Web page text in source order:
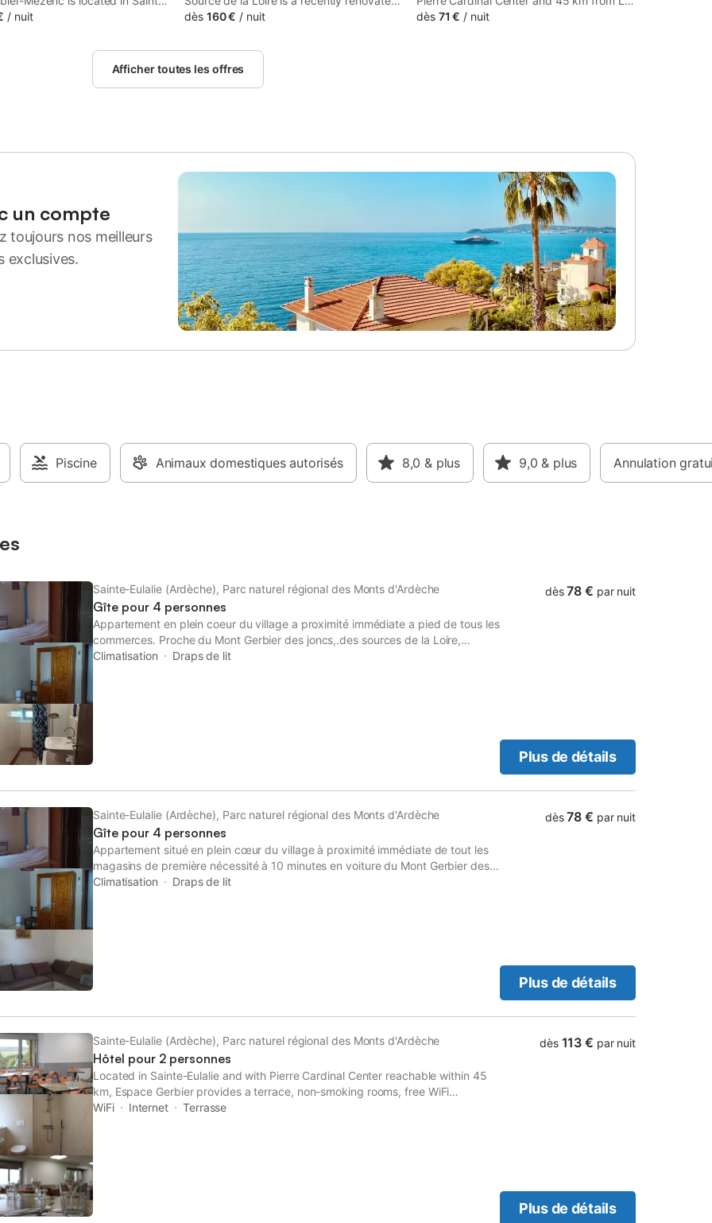
km from Pierre Cardinal Center.
and free WiFi are
/ nuit
accommodation, 43 km from Pierre
Cathedral.
dès 160 € / nuit
Puy Cathedral, Les sources de la Loire 2
dès 71 € / nuit
Afficher toutes les offres
un compte
toujours nos meilleurs
exclusives.
Piscine Animaux domestiques autorisés 8,0 & plus 9,0 & plus Annulation
Sainte-Eulalie (Ardèche), Parc naturel régional des Monts d'Ardèche
Gîte pour 4 personnes
Appartement en plein coeur du village a proximité immédiate a pied de tous les
commerces. Proche du Mont Gerbier des joncs,.des sources de la Loire,
rivières et lacs. 45 minutes de route d aubenas et du puy en velay.
Climatisation Draps de lit
dès 78 € par nuit
Plus de détails
Sainte-Eulalie (Ardèche), Parc naturel régional des Monts d'Ardèche
Gîte pour 4 personnes
Appartement situé en plein cœur du village à proximité immédiate de tout les
magasins de première nécessité à 10 minutes en voiture du Mont Gerbier des
gens et les sources de la Loire proche également des lacs et rivières
Climatisation Draps de lit
dès 78 € par nuit
Plus de détails
Sainte-Eulalie (Ardèche), Parc naturel régional des Monts d'Ardèche
Hôtel pour 2 personnes
Located in Sainte-Eulalie and with Pierre Cardinal Center reachable within 45
km, Espace Gerbier provides a terrace, non-smoking rooms, free WiFi
throughout the property and a restaurant.
WiFi Internet Terrasse
dès 113 € par nuit
Plus de détails